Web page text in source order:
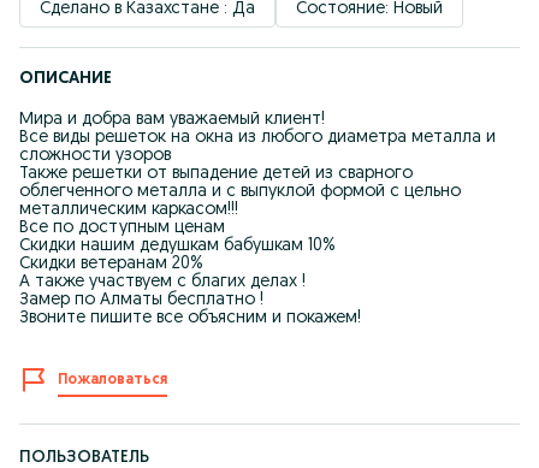
Сделано в Казахстане : Да
Состояние: Новый
ОПИСАНИЕ
Мира и добра вам уважаемый клиент!
Все виды решеток на окна из любого диаметра металла и
сложности узоров
Также решетки от выпадение детей из сварного
облегченного металла и с выпуклой формой с цельно
металлическим каркасом!!!
Все по доступным ценам
Скидки нашим дедушкам бабушкам 10%
Скидки ветеранам 20%
А также участвуем с благих делах !
Замер по Алматы бесплатно !
Звоните пишите все объясним и покажем!
Пожаловаться
ПОЛЬЗОВАТЕЛЬ